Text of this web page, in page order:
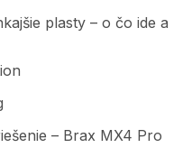
plasty – o čo ide a
– Brax MX4 Pro